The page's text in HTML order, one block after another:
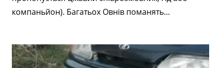
компаньйон). Багатьох Овнів поманять…